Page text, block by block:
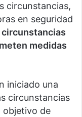
circunstancias,
en seguridad
medidas
iniciado una
circunstancias
objetivo de